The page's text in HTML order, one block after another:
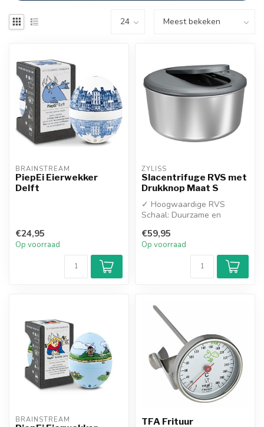
BRAINSTREAM
PiepEi Eierwekker
Delft
€24,95
Op voorraad
ZYLISS
Slacentrifuge RVS met
Drukknop Maat S
✓ Hoogwaardige RVS
Schaal: Duurzame en
die ook pe...
€59,95
Op voorraad
BRAINSTREAM
TFA Frituur